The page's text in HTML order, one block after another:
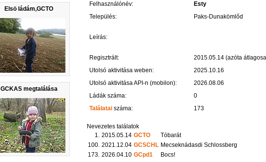
Elsö ládám,GCTO
GCKAS megtalálása
Felhasználónév:
Esty
Település:
Paks-Dunakömlőd
Leírás:
Regisztrált:
2015.05.14 (azóta
Utolsó aktivitása weben:
2025.10.16
Utolsó aktivitása API-n (mobilon):
2026.08.06
Ládák száma:
0
Találatai száma: 173
Nevezetes találatok
1. 2015.05.14 GCTO
Tóbarát
100. 2021.12.04 GCSCHL Mecseknádasdi Schlossberg
173. 2026.04.10 GCpd1 Bocs!